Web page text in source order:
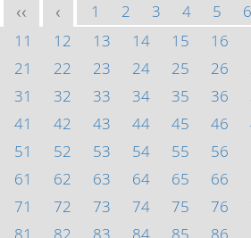
<< < 1 2 3 4 5 6
11
12 13 14 15 16
21
22 23 24 25 26
31
32 33 34 35 36
41
42 43 44 45 46
51
52 53 54 55 56
61
62 63 64 65 66
71
72 73 74 75 76